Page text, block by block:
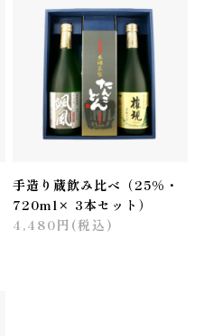
手造り蔵飲み比べ（25%・
720ml× 3本セット）
4,480円(税込)